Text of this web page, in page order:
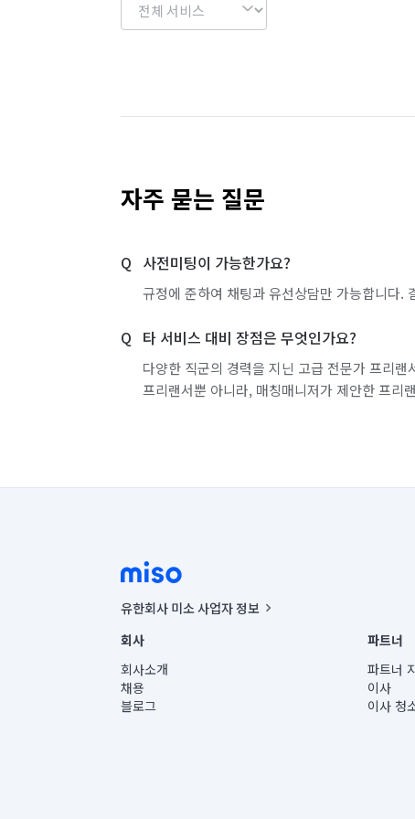
자주 묻는 질문
사전미팅이 가능한가요?
규정에 준하여 채팅과 유선상담만 가능합니다.
타 서비스 대비 장점은 무엇인가요?
다양한 직군의 경력을 지닌 고급 전문가 프리
프리랜서뿐 아니라, 매칭매니저가 제안한 프리
유한회사 미소 사업자 정보
사업자등록번호 : 291-87-00271 | 인허가번호 : 2016-
통신판매신고번호 : 2024-서울종로-1400(공정거래위원회 정
대표이사 : CHING VICTOR COLUMBIA RHEE
주소 | 본사: 서울특별시 종로구 율곡로 6(중학동, 트윈트리
컨택센터 : 서울특별시 종로구 수송동 율곡로 24, 7층, 8층
회사
회사소개
채용
블로그
파트너
파트너
이사
이사 청